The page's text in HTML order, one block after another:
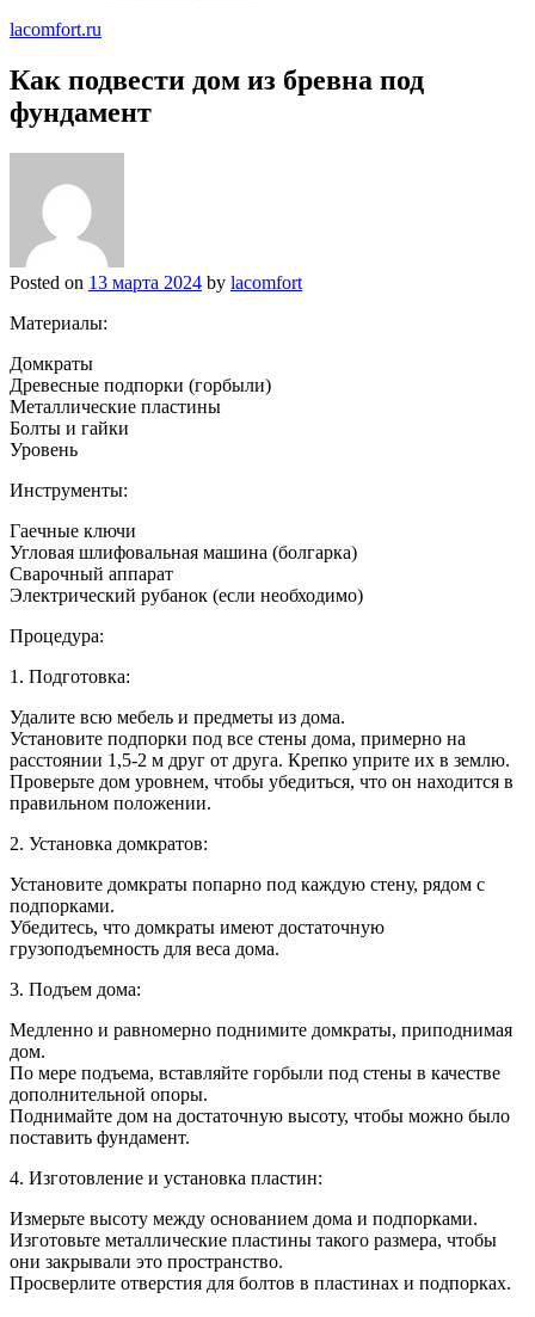
lacomfort.ru
Как подвести дом из бревна под
фундамент
Posted on 13 марта 2024 by lacomfort
Материалы:
Домкраты
Древесные подпорки (горбыли)
Металлические пластины
Болты и гайки
Уровень
Инструменты:
Гаечные ключи
Угловая шлифовальная машина (болгарка)
Сварочный аппарат
Электрический рубанок (если необходимо)
Процедура:
1. Подготовка:
Удалите всю мебель и предметы из дома.
Установите подпорки под все стены дома, примерно на
расстоянии 1,5-2 м друг от друга. Крепко уприте их в землю.
Проверьте дом уровнем, чтобы убедиться, что он находится в
правильном положении.
2. Установка домкратов:
Установите домкраты попарно под каждую стену, рядом с
подпорками.
Убедитесь, что домкраты имеют достаточную
грузоподъемность для веса дома.
3. Подъем дома:
Медленно и равномерно поднимите домкраты, приподнимая
дом.
По мере подъема, вставляйте горбыли под стены в качестве
дополнительной опоры.
Поднимайте дом на достаточную высоту, чтобы можно было
поставить фундамент.
4. Изготовление и установка пластин:
Измерьте высоту между основанием дома и подпорками.
Изготовьте металлические пластины такого размера, чтобы
они закрывали это пространство.
Просверлите отверстия для болтов в пластинах и подпорках.